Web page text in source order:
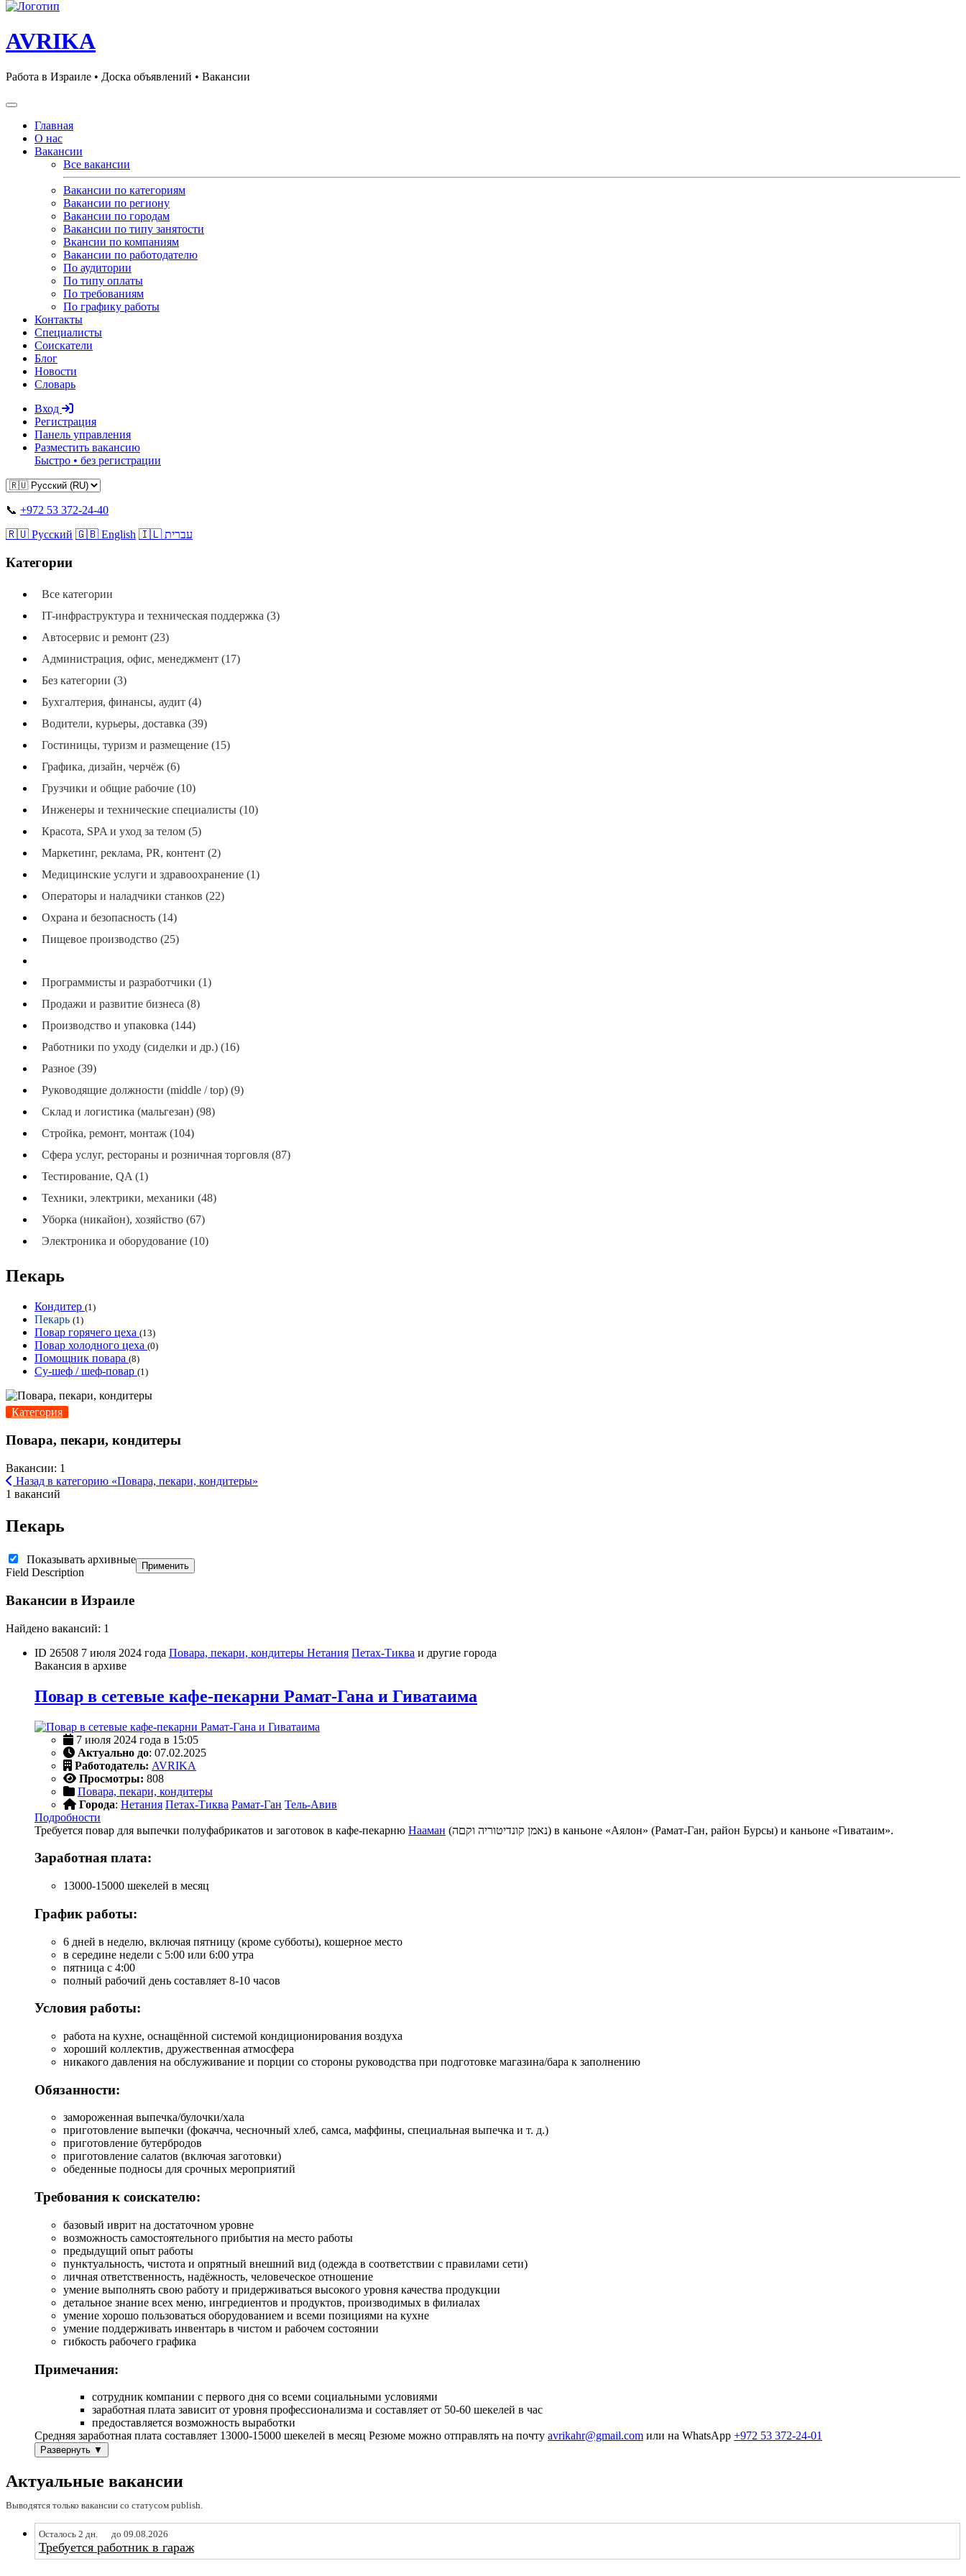
AVRIKA
Работа в Израиле • Доска объявлений • Вакансии
Главная
О нас
Вакансии
Все вакансии
Вакансии по категориям
Вакансии по региону
Вакансии по городам
Вакансии по типу занятости
Вкансии по компаниям
Вакансии по работодателю
По аудитории
По типу оплаты
По требованиям
По графику работы
Контакты
Специалисты
Соискатели
Блог
Новости
Словарь
Вход
Регистрация
Панель управления
Разместить вакансию
Быстро • без регистрации
📞 +972 53 372-24-40
🇷🇺 Русский 🇬🇧 English 🇮🇱 עברית
Категории
Все категории
IT-инфраструктура и техническая поддержка (3)
Автосервис и ремонт (23)
Администрация, офис, менеджмент (17)
Без категории (3)
Бухгалтерия, финансы, аудит (4)
Водители, курьеры, доставка (39)
Гостиницы, туризм и размещение (15)
Графика, дизайн, черчёж (6)
Грузчики и общие рабочие (10)
Инженеры и технические специалисты (10)
Красота, SPA и уход за телом (5)
Маркетинг, реклама, PR, контент (2)
Медицинские услуги и здравоохранение (1)
Операторы и наладчики станков (22)
Охрана и безопасность (14)
Пищевое производство (25)
Программисты и разработчики (1)
Продажи и развитие бизнеса (8)
Производство и упаковка (144)
Работники по уходу (сиделки и др.) (16)
Разное (39)
Руководящие должности (middle / top) (9)
Склад и логистика (мальгезан) (98)
Стройка, ремонт, монтаж (104)
Сфера услуг, рестораны и розничная торговля (87)
Тестирование, QA (1)
Техники, электрики, механики (48)
Уборка (никайон), хозяйство (67)
Электроника и оборудование (10)
Пекарь
Кондитер (1)
Пекарь (1)
Повар горячего цеха (13)
Повар холодного цеха (0)
Помощник повара (8)
Су-шеф / шеф-повар (1)
Категория
Повара, пекари, кондитеры
Вакансии: 1
Назад в категорию «Повара, пекари, кондитеры»
1 вакансий
Пекарь
Показывать архивные
Field Description
Применить
Вакансии в Израиле
Найдено вакансий: 1
ID 26508 7 июля 2024 года Повара, пекари, кондитеры Нетания Петах-Тиква и другие города
Вакансия в архиве
Повар в сетевые кафе-пекарни Рамат-Гана и Гиватаима
7 июля 2024 года в 15:05
Актуально до: 07.02.2025
Работодатель: AVRIKA
Просмотры: 808
Повара, пекари, кондитеры
Города: Нетания Петах-Тиква Рамат-Ган Тель-Авив
Подробности
Требуется повар для выпечки полуфабрикатов и заготовок в кафе-пекарню Нааман (נאמן קונדיטוריה וקםה) в каньоне «Аялон» (Рамат-Ган, район Бурсы) и каньоне «Гиватаим».
Заработная плата:
13000-15000 шекелей в месяц
График работы:
6 дней в неделю, включая пятницу (кроме субботы), кошерное место
в середине недели с 5:00 или 6:00 утра
пятница с 4:00
полный рабочий день составляет 8-10 часов
Условия работы:
работа на кухне, оснащённой системой кондиционирования воздуха
хороший коллектив, дружественная атмосфера
никакого давления на обслуживание и порции со стороны руководства при подготовке магазина/бара к заполнению
Обязанности:
замороженная выпечка/булочки/хала
приготовление выпечки (фокачча, чесночный хлеб, самса, маффины, специальная выпечка и т. д.)
приготовление бутербродов
приготовление салатов (включая заготовки)
обеденные подносы для срочных мероприятий
Требования к соискателю:
базовый иврит на достаточном уровне
возможность самостоятельного прибытия на место работы
предыдущий опыт работы
пунктуальность, чистота и опрятный внешний вид (одежда в соответствии с правилами сети)
личная ответственность, надёжность, человеческое отношение
умение выполнять свою работу и придерживаться высокого уровня качества продукции
детальное знание всех меню, ингредиентов и продуктов, производимых в филиалах
умение хорошо пользоваться оборудованием и всеми позициями на кухне
умение поддерживать инвентарь в чистом и рабочем состоянии
гибкость рабочего графика
Примечания:
сотрудник компании с первого дня со всеми социальными условиями
заработная плата зависит от уровня профессионализма и составляет от 50-60 шекелей в час
предоставляется возможность выработки
Средняя заработная плата составляет 13000-15000 шекелей в месяц Резюме можно отправлять на почту avrikahr@gmail.com или на WhatsApp +972 53 372-24-01
Развернуть ▼
Актуальные вакансии
Выводятся только вакансии со статусом publish.
Осталось 2 дн. до 09.08.2026
Требуется работник в гараж